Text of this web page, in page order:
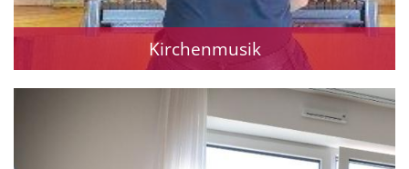
Kirchenmusik